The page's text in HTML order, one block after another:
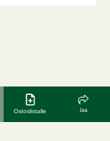
Ostoslistalle Jaa